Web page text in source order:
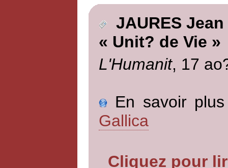
JAURES Jean
« Unit? de Vie »
L'Humanit, 17
En savoir
Gallica
Cliquez pour